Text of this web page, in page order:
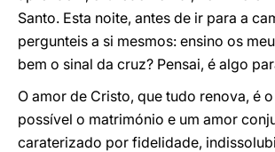
Santo. Esta noite, antes de ir para a
pergunteis a si mesmos: ensino os
bem o sinal da cruz? Pensai, é algo
O amor de Cristo, que tudo renova, é
possível o matrimónio e um amor
caraterizado por fidelidade,